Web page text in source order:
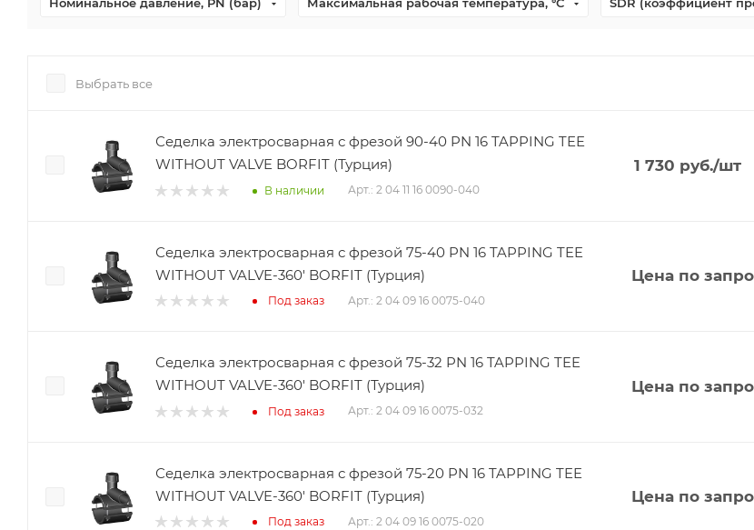
Выбрать все
Седелка электросварная с фрезой 90-40 PN 16 TAPPING TEE
WITHOUT VALVE BORFIT (Турция)
В наличии Арт.: 2 04 11 16 0090-040
1 730 руб./шт
Седелка электросварная с фрезой 75-40 PN 16 TAPPING TEE
WITHOUT VALVE-360' BORFIT (Турция)
Под заказ Арт.: 2 04 09 16 0075-040
Цена по
Седелка электросварная с фрезой 75-32 PN 16 TAPPING TEE
WITHOUT VALVE-360' BORFIT (Турция)
Под заказ Арт.: 2 04 09 16 0075-032
Цена по
Седелка электросварная с фрезой 75-20 PN 16 TAPPING TEE
WITHOUT VALVE-360' BORFIT (Турция)
Под заказ Арт.: 2 04 09 16 0075-020
Цена по